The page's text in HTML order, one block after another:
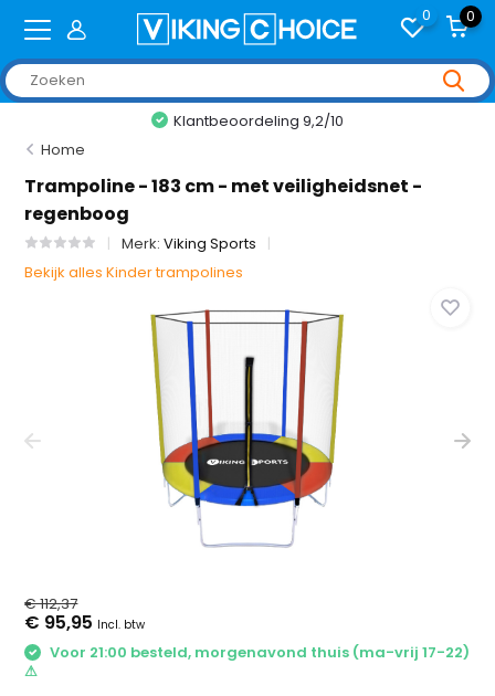
0 0
Home
Trampoline - 183 cm - met veiligheidsnet -
regenboog
Merk:Viking Sports
Bekijk alles Kinder trampolines
€ 112,37
€ 95,95 Incl. btw
Voor 21:00 besteld, morgenavond thuis (ma-vrij 17-22)
⚠